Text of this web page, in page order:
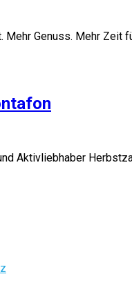
Genuss. Mehr
Aktivliebhaber